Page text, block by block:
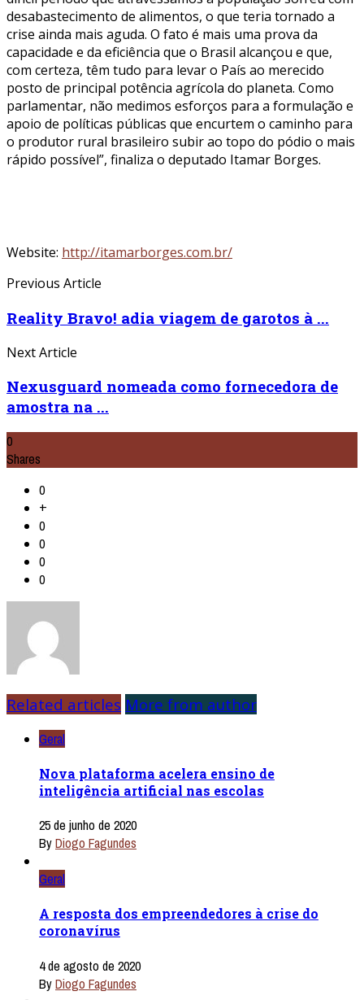
desabastecimento de alimentos, o que teria tornado a
crise ainda mais aguda. O fato é mais uma prova da
capacidade e da eficiência que o Brasil alcançou e que,
com certeza, têm tudo para levar o País ao merecido
posto de principal potência agrícola do planeta. Como
parlamentar, não medimos esforços para a formulação e
apoio de políticas públicas que encurtem o caminho para
o produtor rural brasileiro subir ao topo do pódio o mais
rápido possível”, finaliza o deputado Itamar Borges.
Website: http://itamarborges.com.br/
Previous Article
Reality Bravo! adia viagem de garotos à ...
Next Article
Nexusguard nomeada como fornecedora de
amostra na ...
0
Shares
0
+
0
0
0
0
Related articles More from author
Geral
Nova plataforma acelera ensino de
inteligência artificial nas escolas
25 de junho de 2020
ByDiogo Fagundes
Geral
A resposta dos empreendedores à crise do
coronavírus
4 de agosto de 2020
ByDiogo Fagundes